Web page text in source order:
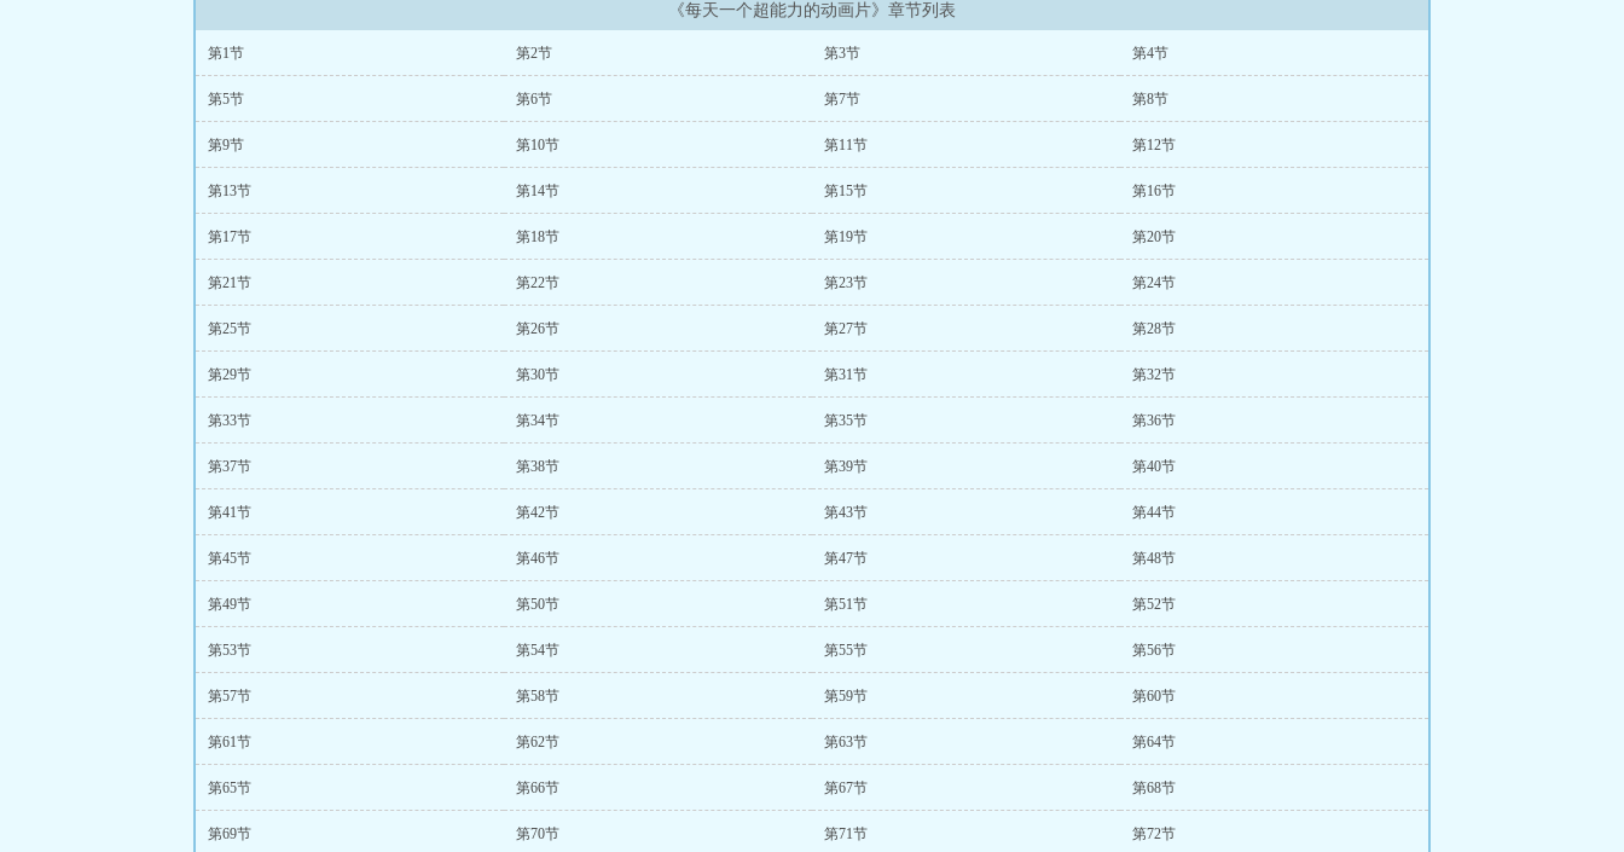
《每天一个超能力的动画片》章节列表
第1节 第2节 第3节 第4节
第5节 第6节 第7节 第8节
第9节 第10节 第11节 第12节
第13节 第14节 第15节 第16节
第17节 第18节 第19节 第20节
第21节 第22节 第23节 第24节
第25节 第26节 第27节 第28节
第29节 第30节 第31节 第32节
第33节 第34节 第35节 第36节
第37节 第38节 第39节 第40节
第41节 第42节 第43节 第44节
第45节 第46节 第47节 第48节
第49节 第50节 第51节 第52节
第53节 第54节 第55节 第56节
第57节 第58节 第59节 第60节
第61节 第62节 第63节 第64节
第65节 第66节 第67节 第68节
第69节 第70节 第71节 第72节